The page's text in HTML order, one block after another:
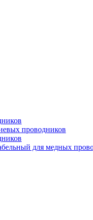
проводников
для медных